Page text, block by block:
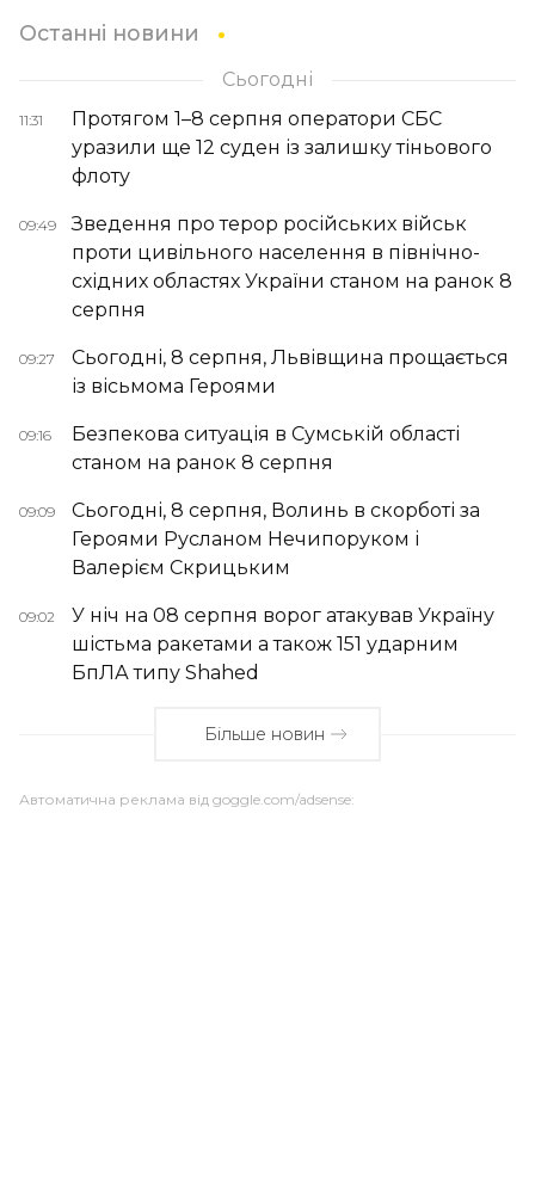
Останні новини
Сьогодні
11:31
Протягом 1–8 серпня оператори СБС
уразили ще 12 суден із залишку тіньового
флоту
09:49
Зведення про терор російських військ
проти цивільного населення в північно-
східних областях України станом на ранок 8
серпня
09:27
Сьогодні, 8 серпня, Львівщина прощається
із вісьмома Героями
09:16
Безпекова ситуація в Сумській області
станом на ранок 8 серпня
09:09
Сьогодні, 8 серпня, Волинь в скорботі за
Героями Русланом Нечипоруком і
Валерієм Скрицьким
09:02
У ніч на 08 серпня ворог атакував Україну
шістьма ракетами а також 151 ударним
БпЛА типу Shahed
Більше новин
Автоматична реклама від goggle.com/adsense: